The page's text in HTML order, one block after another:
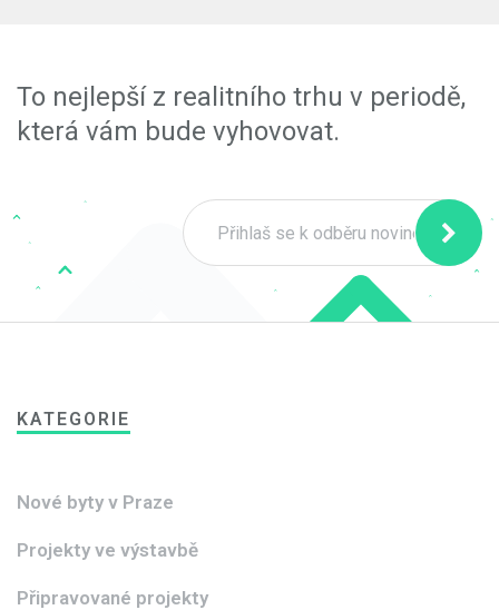
To nejlepší z realitního trhu v periodě,
která vám bude vyhovovat.
KATEGORIE
Nové byty v Praze
Projekty ve výstavbě
Připravované projekty